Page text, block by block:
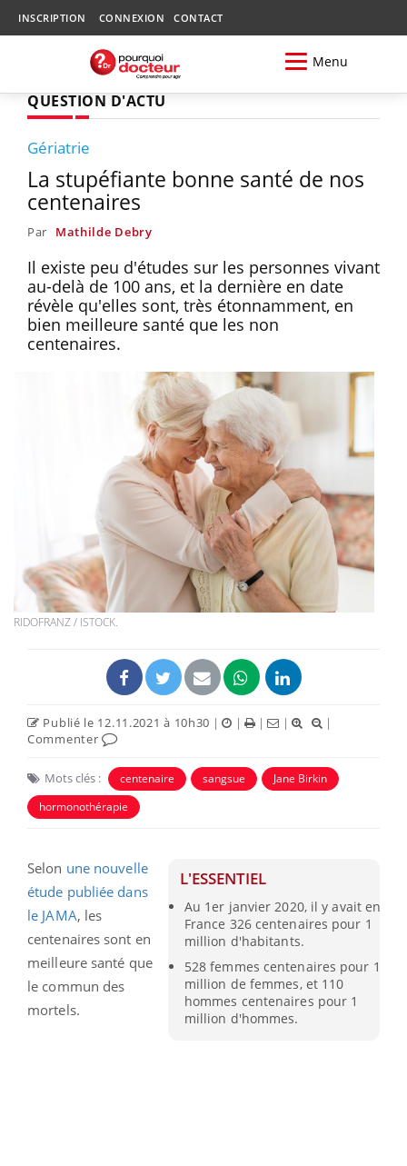
INSCRIPTION CONNEXION CONTACT
Menu
QUESTION D'ACTU
Gériatrie
La stupéfiante bonne santé de nos
centenaires
Par Mathilde Debry
Il existe peu d'études sur les personnes vivant
au-delà de 100 ans, et la dernière en date
révèle qu'elles sont, très étonnamment, en
bien meilleure santé que les non
centenaires.
RIDOFRANZ / ISTOCK.
Publié le 12.11.2021 à 10h30 | | | |
|
Commenter
Mots clés : centenaire sangsue
Jane Birkin
hormonothérapie
L'ESSENTIEL
Au 1er janvier 2020, il y avait en
France 326 centenaires pour 1
million d'habitants.
528 femmes centenaires pour 1
million de femmes, et 110
hommes centenaires pour 1
million d'hommes.
Selon une nouvelle
étude publiée dans
le JAMA, les
centenaires sont en
meilleure santé que
le commun des
mortels.